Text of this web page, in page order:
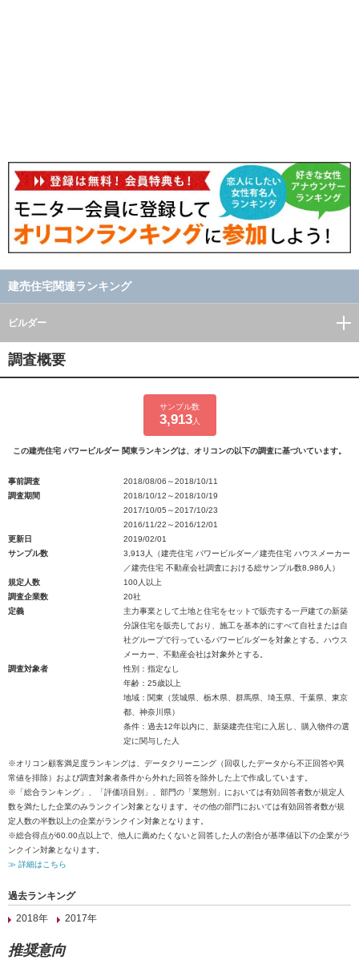
建売住宅関連ランキング
ビルダー
調査概要
サンプル数
3,913人
この建売住宅 パワービルダー 関東ランキングは、オリコンの以下の調査に基づいています。
事前調査
2018/08/06～2018/10/11
調査期間
2018/10/12～2018/10/19
2017/10/05～2017/10/23
2016/11/22～2016/12/01
更新日
2019/02/01
サンプル数
3,913人（建売住宅 パワービルダー／建売住宅 ハウスメーカー
／建売住宅 不動産会社調査における総サンプル数8,986人）
規定人数
100人以上
調査企業数
20社
定義
主力事業として土地と住宅をセットで販売する一戸建ての新築
分譲住宅を販売しており、施工を基本的にすべて自社または自
社グループで行っているパワービルダーを対象とする。ハウス
メーカー、不動産会社は対象外とする。
調査対象者
性別：指定なし
年齢：25歳以上
地域：関東（茨城県、栃木県、群馬県、埼玉県、千葉県、東京
都、神奈川県）
条件：過去12年以内に、新築建売住宅に入居し、購入物件の選
定に関与した人
※オリコン顧客満足度ランキングは、データクリーニング（回収したデータから不正回答や異
常値を排除）および調査対象者条件から外れた回答を除外した上で作成しています。
※「総合ランキング」、「評価項目別」、部門の「業態別」においては有効回答者数が規定人
数を満たした企業のみランクイン対象となります。その他の部門においては有効回答者数が規
定人数の半数以上の企業がランクイン対象となります。
※総合得点が60.00点以上で、他人に薦めたくないと回答した人の割合が基準値以下の企業がラ
ンクイン対象となります。
≫ 詳細はこちら
過去ランキング
2018年
2017年
推奨意向